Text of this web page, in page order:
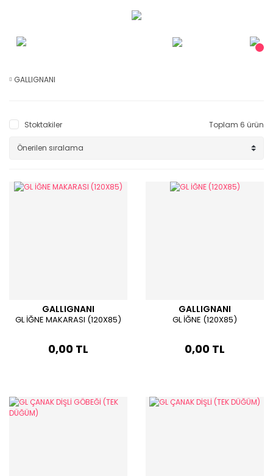
GALLIGNANI
Stoktakiler Toplam 6 ürün
GALLIGNANI
GL İĞNE MAKARASI (120X85)
0,00 TL
GALLIGNANI
GL İĞNE (120X85)
0,00 TL